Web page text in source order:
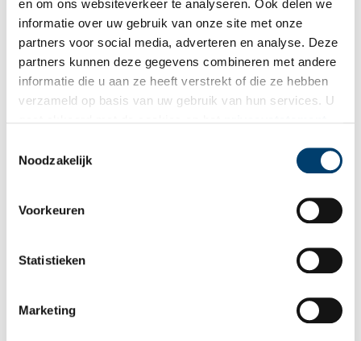
en om ons websiteverkeer te analyseren. Ook delen we
informatie over uw gebruik van onze site met onze
partners voor social media, adverteren en analyse. Deze
partners kunnen deze gegevens combineren met andere
informatie die u aan ze heeft verstrekt of die ze hebben
verzameld op basis van uw gebruik van hun services. U
Noodzakelijk
Voorkeuren
Statistieken
Marketing
Ontvang de nieuwsbrief
Wilt u op de hoogte blijven van de mooiste verhalen en het
Vul deze informatie aan of geef een reactie.